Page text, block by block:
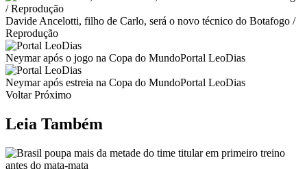
Davide Ancelotti, filho de Carlo, será o novo técnico do Botafogo /
Reprodução
Neymar após o jogo na Copa do MundoPortal LeoDias
Neymar após estreia na Copa do MundoPortal LeoDias
Voltar Próximo
Leia Também